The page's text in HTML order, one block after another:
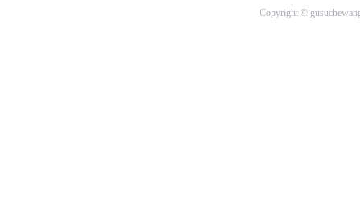
Copyright ©